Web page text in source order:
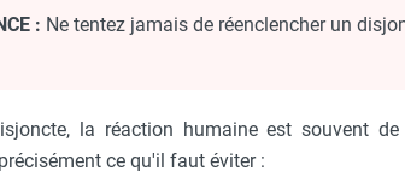
radiant
: Ne tentez jamais de réenclencher un
la réaction humaine est souvent
ce qu'il faut éviter :